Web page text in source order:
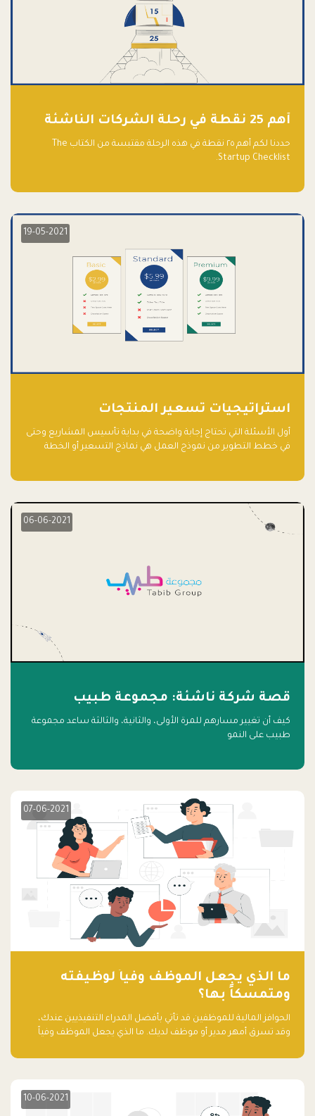
أهم 25 نقطة في رحلة الشركات الناشئة
حددنا لكم أهم ٢٥ نقطة في هذه الرحلة مقتبسة من الكتاب The
Startup Checklist.
19-05-2021
استراتيجيات تسعير المنتجات
أول الأسئلة التي تحتاج إجابة واضحة في بداية تأسيس المشاريع وحتى
في خطط التطوير من نموذج العمل هي نماذج التسعير أو الخطة
06-06-2021
قصة شركة ناشئة: مجموعة طبيب
كيف أن تغيير مسارهم للمرة الأولى، والثانية، والثالثة ساعد مجموعة
طبيب على النمو
07-06-2021
ما الذي يجعل الموظف وفياً لوظيفته
ومتمسكاً بها؟
الحوافز المالية للموظفين قد تأتي بأفضل المدراء التنفيذيين عندك،
وقد تسرق أمهر مدير أو موظف لديك. ما الذي يجعل الموظف وفياً
10-06-2021